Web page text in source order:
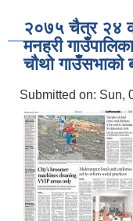
२०७५ चैत्र २४
मनहरी
चौथो गाउँसभाको
Submitted on: Sun,